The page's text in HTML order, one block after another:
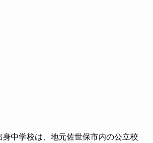
身中学校は、地元佐世保市内の公立校